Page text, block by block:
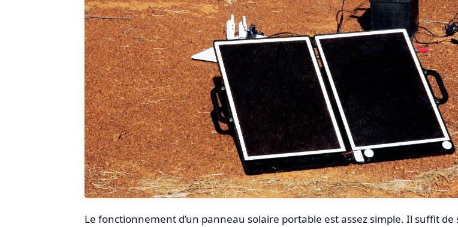
Le fonctionnement d’un panneau solaire portable est assez simple. Il suffit de